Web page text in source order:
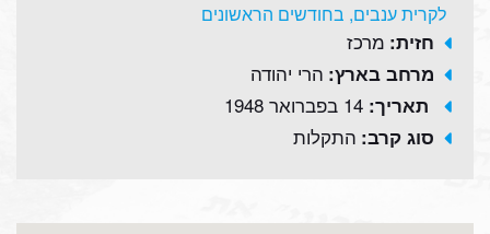
לקרית ענבים, בחודשים הראשונים
חזית: מרכז
מרחב בארץ: הרי יהודה
תאריך: 14 בפברואר 1948
סוג קרב: התקלות